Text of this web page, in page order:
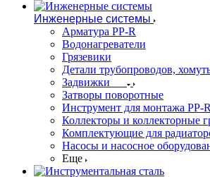
Инженерные системы
Арматура PP-R
Водонагреватели
Грязевики
Детали трубопроводов,
Задвижки
Затворы поворотные
Инструмент для монтажа PP-R
Коллекторы и коллекторные
Комплектующие для
Насосы и насосное
Еще